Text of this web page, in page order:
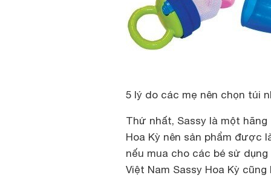
5 lý do các mẹ nên chọn túi
Thứ nhất, Sassy là một
Hoa Kỳ nên sản phẩm được
nếu mua cho các bé sử
Việt Nam Sassy Hoa Kỳ